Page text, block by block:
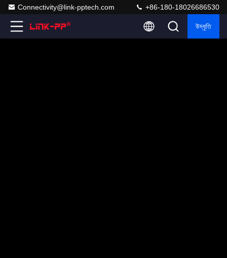
Connectivity@link-pptech.com +86-180-18026686530
উদ্ধৃতি